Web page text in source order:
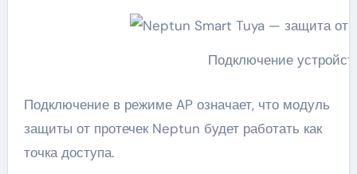
Подключение
Подключение в режиме AP означает, что модуль
защиты от протечек Neptun будет работать как
точка доступа.